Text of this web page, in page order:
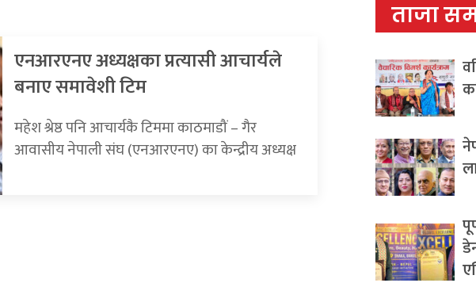
एनआरएनए अध्यक्षका प्रत्यासी आचार्यले
बनाए समावेशी टिम
महेश श्रेष्ठ पनि आचार्यकै टिममा काठमाडौं – गैर
आवासीय नेपाली संघ (एनआरएनए) का केन्द्रीय अध्यक्ष
ताजा